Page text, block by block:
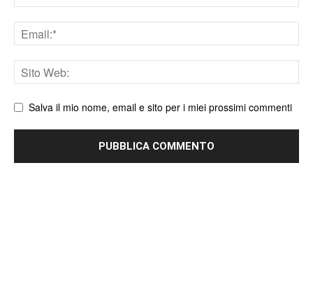
Email
Sito
web
Salva il mio nome, email e sito per i miei prossimi commenti